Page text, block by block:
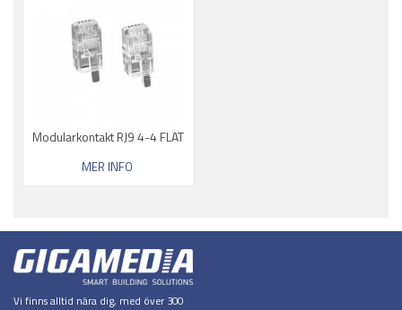
Modularkontakt RJ9 4-4 FLAT
MER INFO
Vi finns alltid nära dig, med över 300